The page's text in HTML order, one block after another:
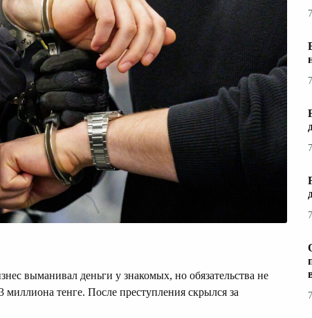
выманивал деньги у знакомых, но обязательства не
тенге. После преступления скрылся за